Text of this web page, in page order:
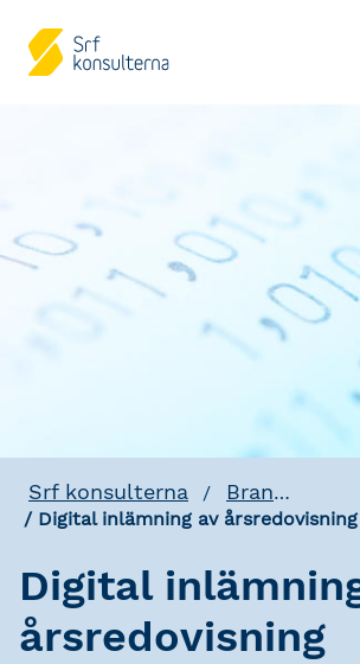
Srf konsulterna Branschfrågor
Digital inlämning av årsredovisning
Digital
årsredovisning